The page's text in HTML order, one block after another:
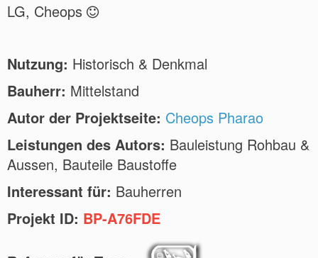
LG, Cheops
Nutzung: Historisch & Denkmal
Bauherr: Mittelstand
Autor der Projektseite: Cheops Pharao
Leistungen des Autors: Bauleistung Rohbau &
Aussen, Bauteile Baustoffe
Interessant für: Bauherren
Projekt ID: BP-A76FDE